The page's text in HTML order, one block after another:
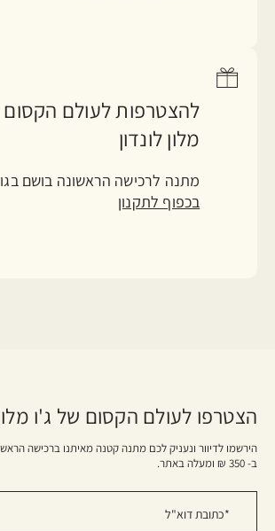
להצטרפות לעולם הקסום
מלון לונדון
מתנה לרכישה הראשונה בושם בגודל 9
בכפוף לתקנון
הצטרפו לעולם הקסום של ג'ו מלון
הירשמו לדיוור ונעניק לכם מתנה קטנה מאיתנו ברכישה
ב- 350 ₪ ומעלה באתר.